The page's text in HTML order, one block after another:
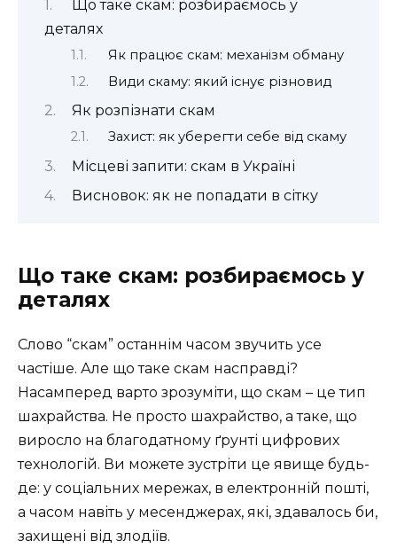
Що таке скам: розбираємось у
деталях
Як працює скам: механізм обману
Види скаму: який існує різновид
Як розпізнати скам
Захист: як уберегти себе від скаму
Місцеві запити: скам в Україні
Висновок: як не попадати в сітку
Що таке скам: розбираємось у
деталях
Слово “скам” останнім часом звучить усе
частіше. Але що таке скам насправді?
Насамперед варто зрозуміти, що скам – це тип
шахрайства. Не просто шахрайство, а таке, що
виросло на благодатному ґрунті цифрових
технологій. Ви можете зустріти це явище будь-
де: у соціальних мережах, в електронній пошті,
а часом навіть у месенджерах, які, здавалось би,
захищені від злодіїв.